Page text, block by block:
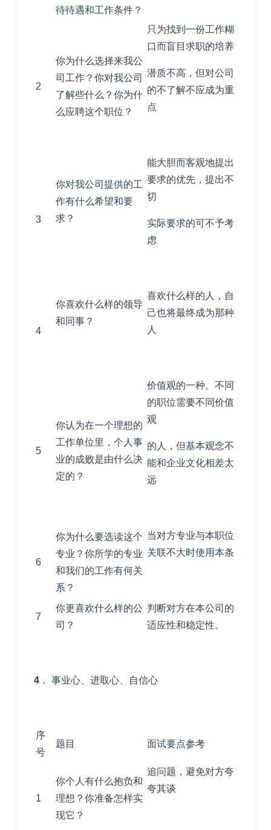
待待遇和工作条件？
2
你为什么选择来我公
司工作？你对我公司
了解些什么？你为什
么应聘这个职位？
只为找到一份工作糊
口而盲目求职的培养
潜质不高，但对公司
的不了解不应成为重
点
3
你对我公司提供的工
作有什么希望和要
求？
能大胆而客观地提出
要求的优先，提出不
切
实际要求的可不予考
虑
4
你喜欢什么样的领导
和同事？
喜欢什么样的人，自
己也将最终成为那种
人
5
你认为在一个理想的
工作单位里，个人事
业的成败是由什么决
定的？
价值观的一种。不同
的职位需要不同价值
观
的人，但基本观念不
能和企业文化相差太
远
6
你为什么要选读这个
专业？你所学的专业
和我们的工作有何关
系？
当对方专业与本职位
关联不大时使用本条
7
你更喜欢什么样的公
司？
判断对方在本公司的
适应性和稳定性。
4 ． 事业心、进取心、自信心
序
号
题目 面试要点参考
1
你个人有什么抱负和
理想？你准备怎样实
现它？
追问题，避免对方夸
夸其谈